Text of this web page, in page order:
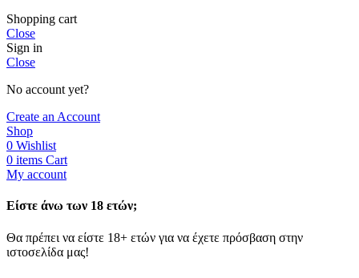
Shopping cart
Close
Sign in
Close
No account yet?
Create an Account
Shop
0 Wishlist
0 items Cart
My account
Είστε άνω των 18 ετών;
Θα πρέπει να είστε 18+ ετών για να έχετε πρόσβαση στην
ιστοσελίδα μας!